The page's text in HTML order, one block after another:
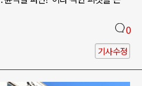
0
기사수정